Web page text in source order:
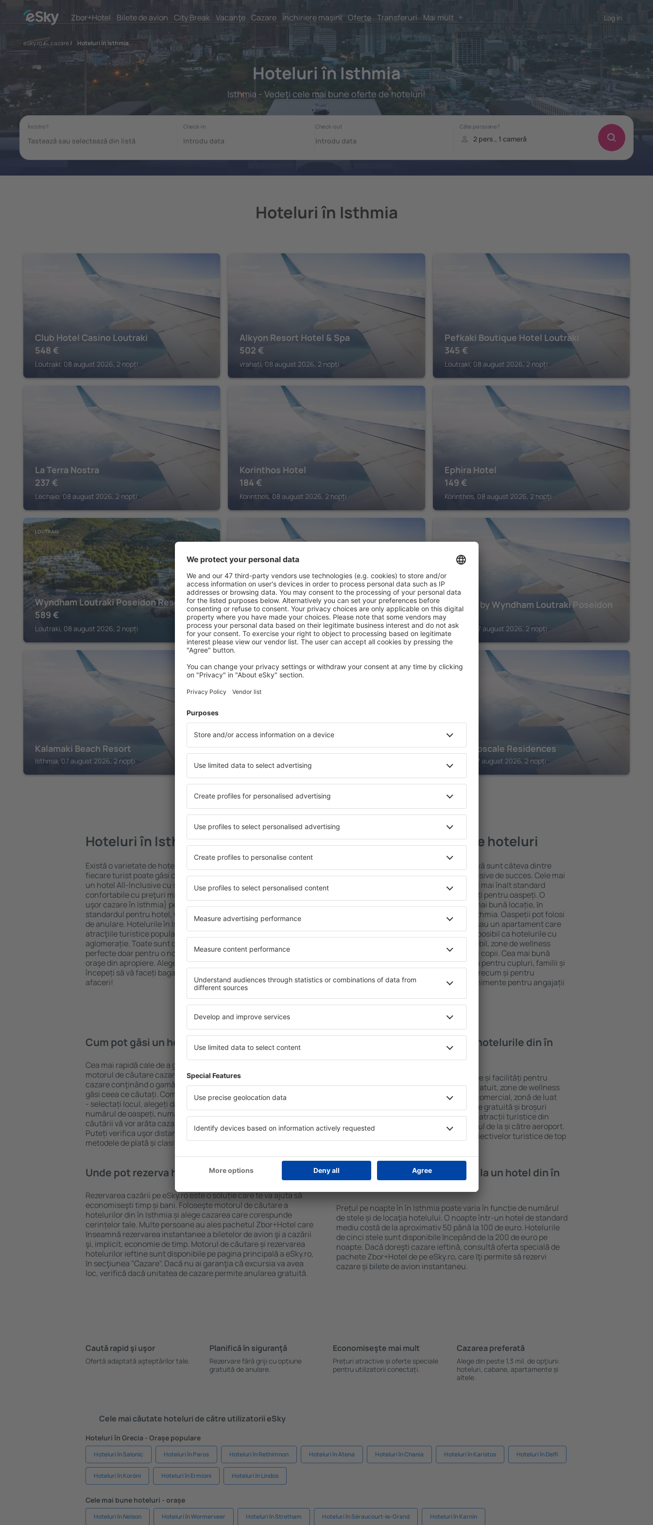
Zbor+Hotel Bilete de avion City Break Vacanţe Cazare Închiriere mașini Oferte Transferuri Mai mult Log in
eSky.ro/ cazare/ Hoteluri în Isthmia
Hoteluri în Isthmia
Isthmia - Vedeţi cele mai bune oferte de hoteluri!
Hoteluri în Isthmia
Club Hotel Casino Loutraki
548 €
Loutraki, 08 august 2026, 2 nopți
Alkyon Resort Hotel & Spa
502 €
vrahati, 08 august 2026, 2 nopți
Pefkaki Boutique Hotel Loutraki
345 €
Loutraki, 08 august 2026, 2 nopți
La Terra Nostra
237 €
Lechaio, 08 august 2026, 2 nopți
Korinthos Hotel
184 €
Korinthos, 08 august 2026, 2 nopți
Ephira Hotel
149 €
Korinthos, 08 august 2026, 2 nopți
LOUTRAKI
Wyndham Loutraki Poseidon Resort
589 €
Loutraki, 08 august 2026, 2 nopți
Wyndham Loutraki Poseidon Resort
Loutraki, 07 august 2026, 2 nopți
Ramada by Wyndham Loutraki Poseidon
Resort
Loutraki, 07 august 2026, 2 nopți
Kalamaki Beach Resort
Isthmia, 07 august 2026, 2 nopți
LOUTRAKI
Mantas Seaside Boutique Hotel
Loutraki, 07 august 2026, 2 nopți
LECHAIO
ACRO Upscale Residences
Lechaio, 07 august 2026, 2 nopți
Vedeți mai multe hoteluri în Isthmia
Hoteluri în Isthmia
Există o varietate de hoteluri disponibile în Isthmia, astfel încât
fiecare turist poate găsi cazare potrivită nevoilor sale. Preferați
un hotel All-Inclusive cu standarde ȋnalte sau preferați hoteluri
confortabile cu preţuri mici? Cu ajutorul nostru puteți rezerva
uşor cazare în Isthmia} pentru orice buget! Selectați destinația şi
standardul pentru hotel, verificați metodele de plată și opțiunile
de anulare. Hotelurile în Isthmia sunt situate atât aproape de
atracţiile turistice populare, cât și puțin mai departe de
aglomerație. Toate sunt disponibile pentru o vacanță lungă sau
perfecte doar pentru o noapte atunci când doriţi să vizitaţi şi alte
oraşe din apropiere. Alegeți hotelul care vi se potriveşte și
începeți să vă faceți bagajele pentru o vacanţă sau călătorie de
afaceri!
Isthmia – cele mai bune hoteluri
O varietate de servicii și o locație atractivă sunt câteva dintre
elementele cheie ale unui hotel All-Inclusive de succes. Cele mai
bune hoteluri din Isthmia garantează cel mai înalt standard
pentru servicii și o gamă largă de facilități pentru oaspeți. O
cazare cu standarde ridicate oferă cea mai bună locație, ȋn
apropiere de principalele distracţii din Isthmia. Oaspeții pot folosi
parcarea gratuită și pot alege o cameră sau un apartament care
să corespundă perfect nevoilor lor. Este posibil ca hotelurile cu
standarde ȋnalte să ofere un meniu variabil, zone de wellness
precum spa și fitness, și activități pentru copii. Cea mai bună
cazare în Isthmia este o alegere perfectă pentru cupluri, familii și
persoane aflate în călătorie de afaceri, precum și pentru
companii care doresc să organizeze evenimente pentru angajații
Cum pot găsi un hotel în Isthmia?
Cea mai rapidă cale de a găsi un hotel în Isthmia este folosind
motorul de căutare cazare eSky. Baza mare de date cu locuri de
cazare conţinând o gamă largă de opţiuni este o garanție că veți
găsi ceea ce căutați. Completați câmpurile motorului de căutare
- selectați locul, alegeți data de check-in și check-out, adăugați
numărul de oaspeți, numărul de camere şi gata! Rezultatele
căutării vă vor arăta cazarea disponibilă ȋn perioada selectată.
Puteți verifica uşor distanța de la hotel ȋn centrul orașului,
metodele de plată și clasificarea hotelului.
Ce fel de facilităţi voi găsi ȋn hotelurile din în
Hotelurile în Isthmia au diferite standarde și facilități pentru
oaspeți. Cele mai frecvente sunt Wi-Fi gratuit, zone de wellness
cu SPA, mini bar/seif în cameră, centru comercial, zonă de luat
masa, zonă de joacă pentru copii, parcare gratuită și broșuri
informative despre cele mai interesante atracții turistice din
zonă. Unele proprietăți includ și transferul de la și către aeroport.
Uneori, acestea încurajează vizitarea obiectivelor turistice de top
Unde pot rezerva hoteluri ȋn în Isthmia?
Rezervarea cazării pe eSky.ro este o soluție care te va ajuta să
economiseşti timp și bani. Foloseşte motorul de căutare a
hotelurilor din în Isthmia și alege cazarea care corespunde
cerințelor tale. Multe persoane au ales pachetul Zbor+Hotel care
ȋnseamnă rezervarea instantanee a biletelor de avion şi a cazării
şi, implicit, economie de timp. Motorul de căutare și rezervarea
hotelurilor ieftine sunt disponibile pe pagina principală a eSky.ro,
ȋn secţiunea "Cazare". Dacă nu ai garanţia că excursia va avea
loc, verifică dacă unitatea de cazare permite anularea gratuită.
Cât costă o noapte de cazare la un hotel din în
Prețul pe noapte în în Isthmia poate varia în funcție de numărul
de stele și de locaţia hotelului. O noapte într-un hotel de standard
mediu costă de la aproximativ 50 până la 100 de euro. Hotelurile
de cinci stele sunt disponibile ȋncepând de la 200 de euro pe
noapte. Dacă doreşti cazare ieftină, consultă oferta specială de
pachete Zbor+Hotel de pe eSky.ro, care ȋţi permite să rezervi
cazare și bilete de avion instantaneu.
Caută rapid şi uşor
Ofertă adaptată aşteptărilor tale.
Planifică ȋn siguranţă
Rezervare fără griji cu opțiune
gratuită de anulare.
Economiseşte mai mult
Prețuri atractive și oferte speciale
pentru utilizatorii conectați.
Cazarea preferată
Alege din peste 1,3 mil. de opţiuni:
hoteluri, cabane, apartamente și
altele.
Cele mai căutate hoteluri de către utilizatorii eSky
Hoteluri în Grecia - Orașe populare
Hoteluri în Salonic Hoteluri în Paros Hoteluri în Rethimnon Hoteluri în Atena Hoteluri în Chania Hoteluri în Karistos Hoteluri în Delfi
Hoteluri în Koróni Hoteluri în Ermioni Hoteluri în Lindos
Cele mai bune hoteluri - orașe
Hoteluri în Nelson Hoteluri în Wormerveer Hoteluri în Stretham Hoteluri în Séraucourt-le-Grand Hoteluri în Karnin